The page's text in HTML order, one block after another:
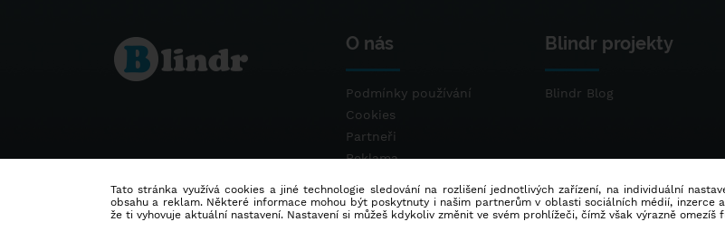
O nás
Podmínky používání
Cookies
Partneři
Reklama
Blindr projekty
Blindr Blog
Tato stránka využívá cookies a jiné technologie sledování na rozlišení jednotlivých zařízení, na individuální
obsahu a reklam. Některé informace mohou být poskytnuty i našim partnerům v oblasti sociálních médií, inzerce
že ti vyhovuje aktuální nastavení. Nastavení si můžeš kdykoliv změnit ve svém prohlížeči, čímž však výrazně omezíš